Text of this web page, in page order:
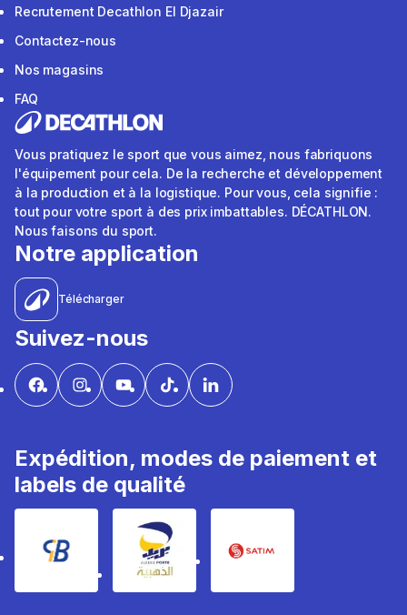
Recrutement Decathlon El Djazair
Contactez-nous
Nos magasins
FAQ
Vous pratiquez le sport que vous aimez, nous fabriquons
l'équipement pour cela. De la recherche et développement
à la production et à la logistique. Pour vous, cela signifie :
tout pour votre sport à des prix imbattables. DÉCATHLON.
Nous faisons du sport.
Notre application
Télécharger
Suivez-nous
Expédition, modes de paiement et
labels de qualité